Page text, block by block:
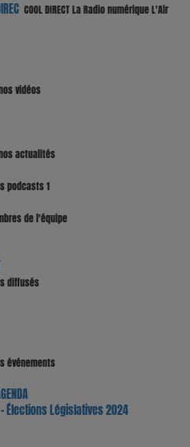
COOL DIRECT La Radio numérique L'Air
vidéos
nos actualités
podcasts 1
de l'équipe
diffusés
événements
- Élections Législatives 2024